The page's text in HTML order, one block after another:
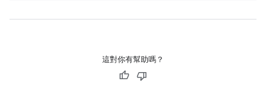
這對你有幫助嗎？